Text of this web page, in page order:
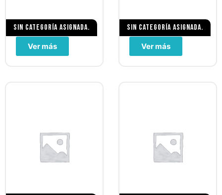
Sin categoría asignada.
Ver más
Sin categoría asignada.
Ver más